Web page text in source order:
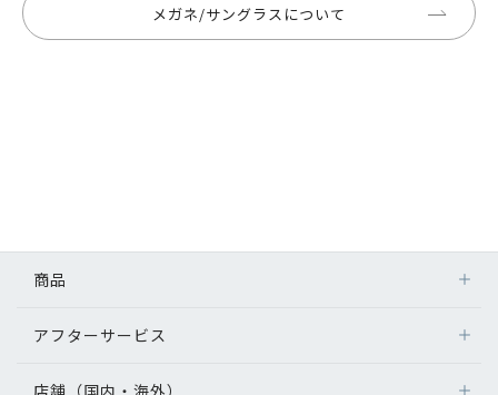
メガネ/サングラスについて
商品
アフターサービス
店舗（国内・海外）